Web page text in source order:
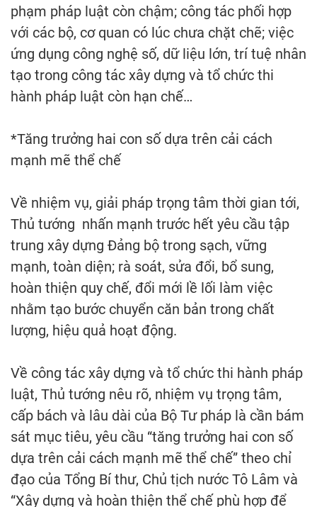
phạm pháp luật còn chậm; công tác phối hợp
với các bộ, cơ quan có lúc chưa chặt chẽ; việc
ứng dụng công nghệ số, dữ liệu lớn, trí tuệ nhân
tạo trong công tác xây dựng và tổ chức thi
hành pháp luật còn hạn chế…
*Tăng trưởng hai con số dựa trên cải cách
mạnh mẽ thể chế
Về nhiệm vụ, giải pháp trọng tâm thời gian tới,
Thủ tướng nhấn mạnh trước hết yêu cầu tập
trung xây dựng Đảng bộ trong sạch, vững
mạnh, toàn diện; rà soát, sửa đổi, bổ sung,
hoàn thiện quy chế, đổi mới lề lối làm việc
nhằm tạo bước chuyển căn bản trong chất
lượng, hiệu quả hoạt động.
Về công tác xây dựng và tổ chức thi hành pháp
luật, Thủ tướng nêu rõ, nhiệm vụ trọng tâm,
cấp bách và lâu dài của Bộ Tư pháp là cần bám
sát mục tiêu, yêu cầu “tăng trưởng hai con số
dựa trên cải cách mạnh mẽ thể chế” theo chỉ
đạo của Tổng Bí thư, Chủ tịch nước Tô Lâm và
“Xây dựng và hoàn thiện thể chế phù hợp để